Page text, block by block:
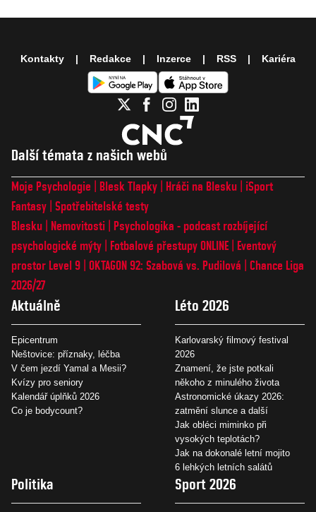
Další témata z našich webů
Moje Psychologie Blesk Tlapky Hráči na Blesku
iSport
Fantasy Spotřebitelské testy
Blesku
Nemovitosti
Psychologika - podcast rozbíjející
psychologické mýty
Fotbalové přestupy ONLINE
Eventový
prostor Level 9 OKTAGON 92: Szabová vs. Pudilová
Chance Liga
2026/27
Aktuálně
Epicentrum
Neštovice: příznaky, léčba
V čem jezdí Yamal a Mesii?
Kvízy pro seniory
Kalendář úplňků 2026
Co je bodycount?
Léto 2026
Karlovarský filmový festival
2026
Znamení, že jste potkali
někoho z minulého života
Astronomické úkazy 2026:
zatmění slunce a další
Jak obléci miminko při
vysokých teplotách?
Jak na dokonalé letní mojito
6 lehkých letních salátů
Politika Sport 2026
Kontakty Redakce Inzerce RSS Kariéra